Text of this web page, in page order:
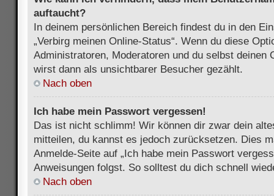
auftaucht?
In deinem persönlichen Bereich findest du in den
„Verbirg meinen Online-Status“. Wenn du diese
Administratoren, Moderatoren und du selbst deinen
wirst dann als unsichtbarer Besucher gezählt.
Nach oben
Ich habe mein Passwort vergessen!
Das ist nicht schlimm! Wir können dir zwar dein
mitteilen, du kannst es jedoch zurücksetzen. Dies
Anmelde-Seite auf „Ich habe mein Passwort
Anweisungen folgst. So solltest du dich schnell
Nach oben